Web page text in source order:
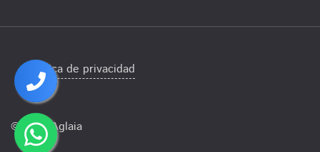
Política de privacidad
© 2021 Aglaia